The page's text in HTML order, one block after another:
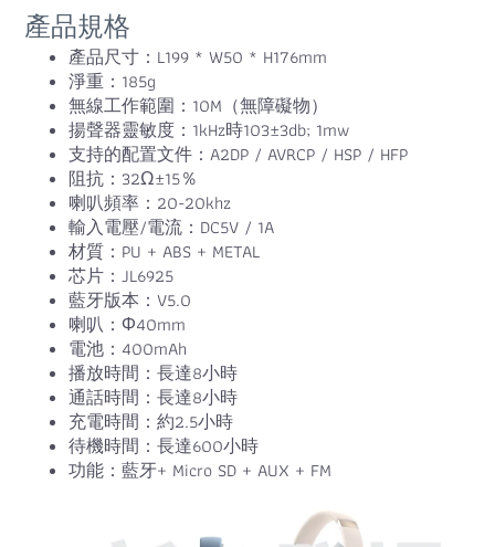
產品規格
產品尺寸：L199 * W50 * H176mm
淨重：185g
無線工作範圍：10M（無障礙物）
揚聲器靈敏度：1kHz時103±3db; 1mw
支持的配置文件：A2DP / AVRCP / HSP / HFP
阻抗：32Ω±15％
喇叭頻率：20-20khz
輸入電壓/電流：DC5V / 1A
材質：PU + ABS + METAL
芯片：JL6925
藍牙版本：V5.0
喇叭：Φ40mm
電池：400mAh
播放時間：長達8小時
通話時間：長達8小時
充電時間：約2.5小時
待機時間：長達600小時
功能：藍牙+ Micro SD + AUX + FM